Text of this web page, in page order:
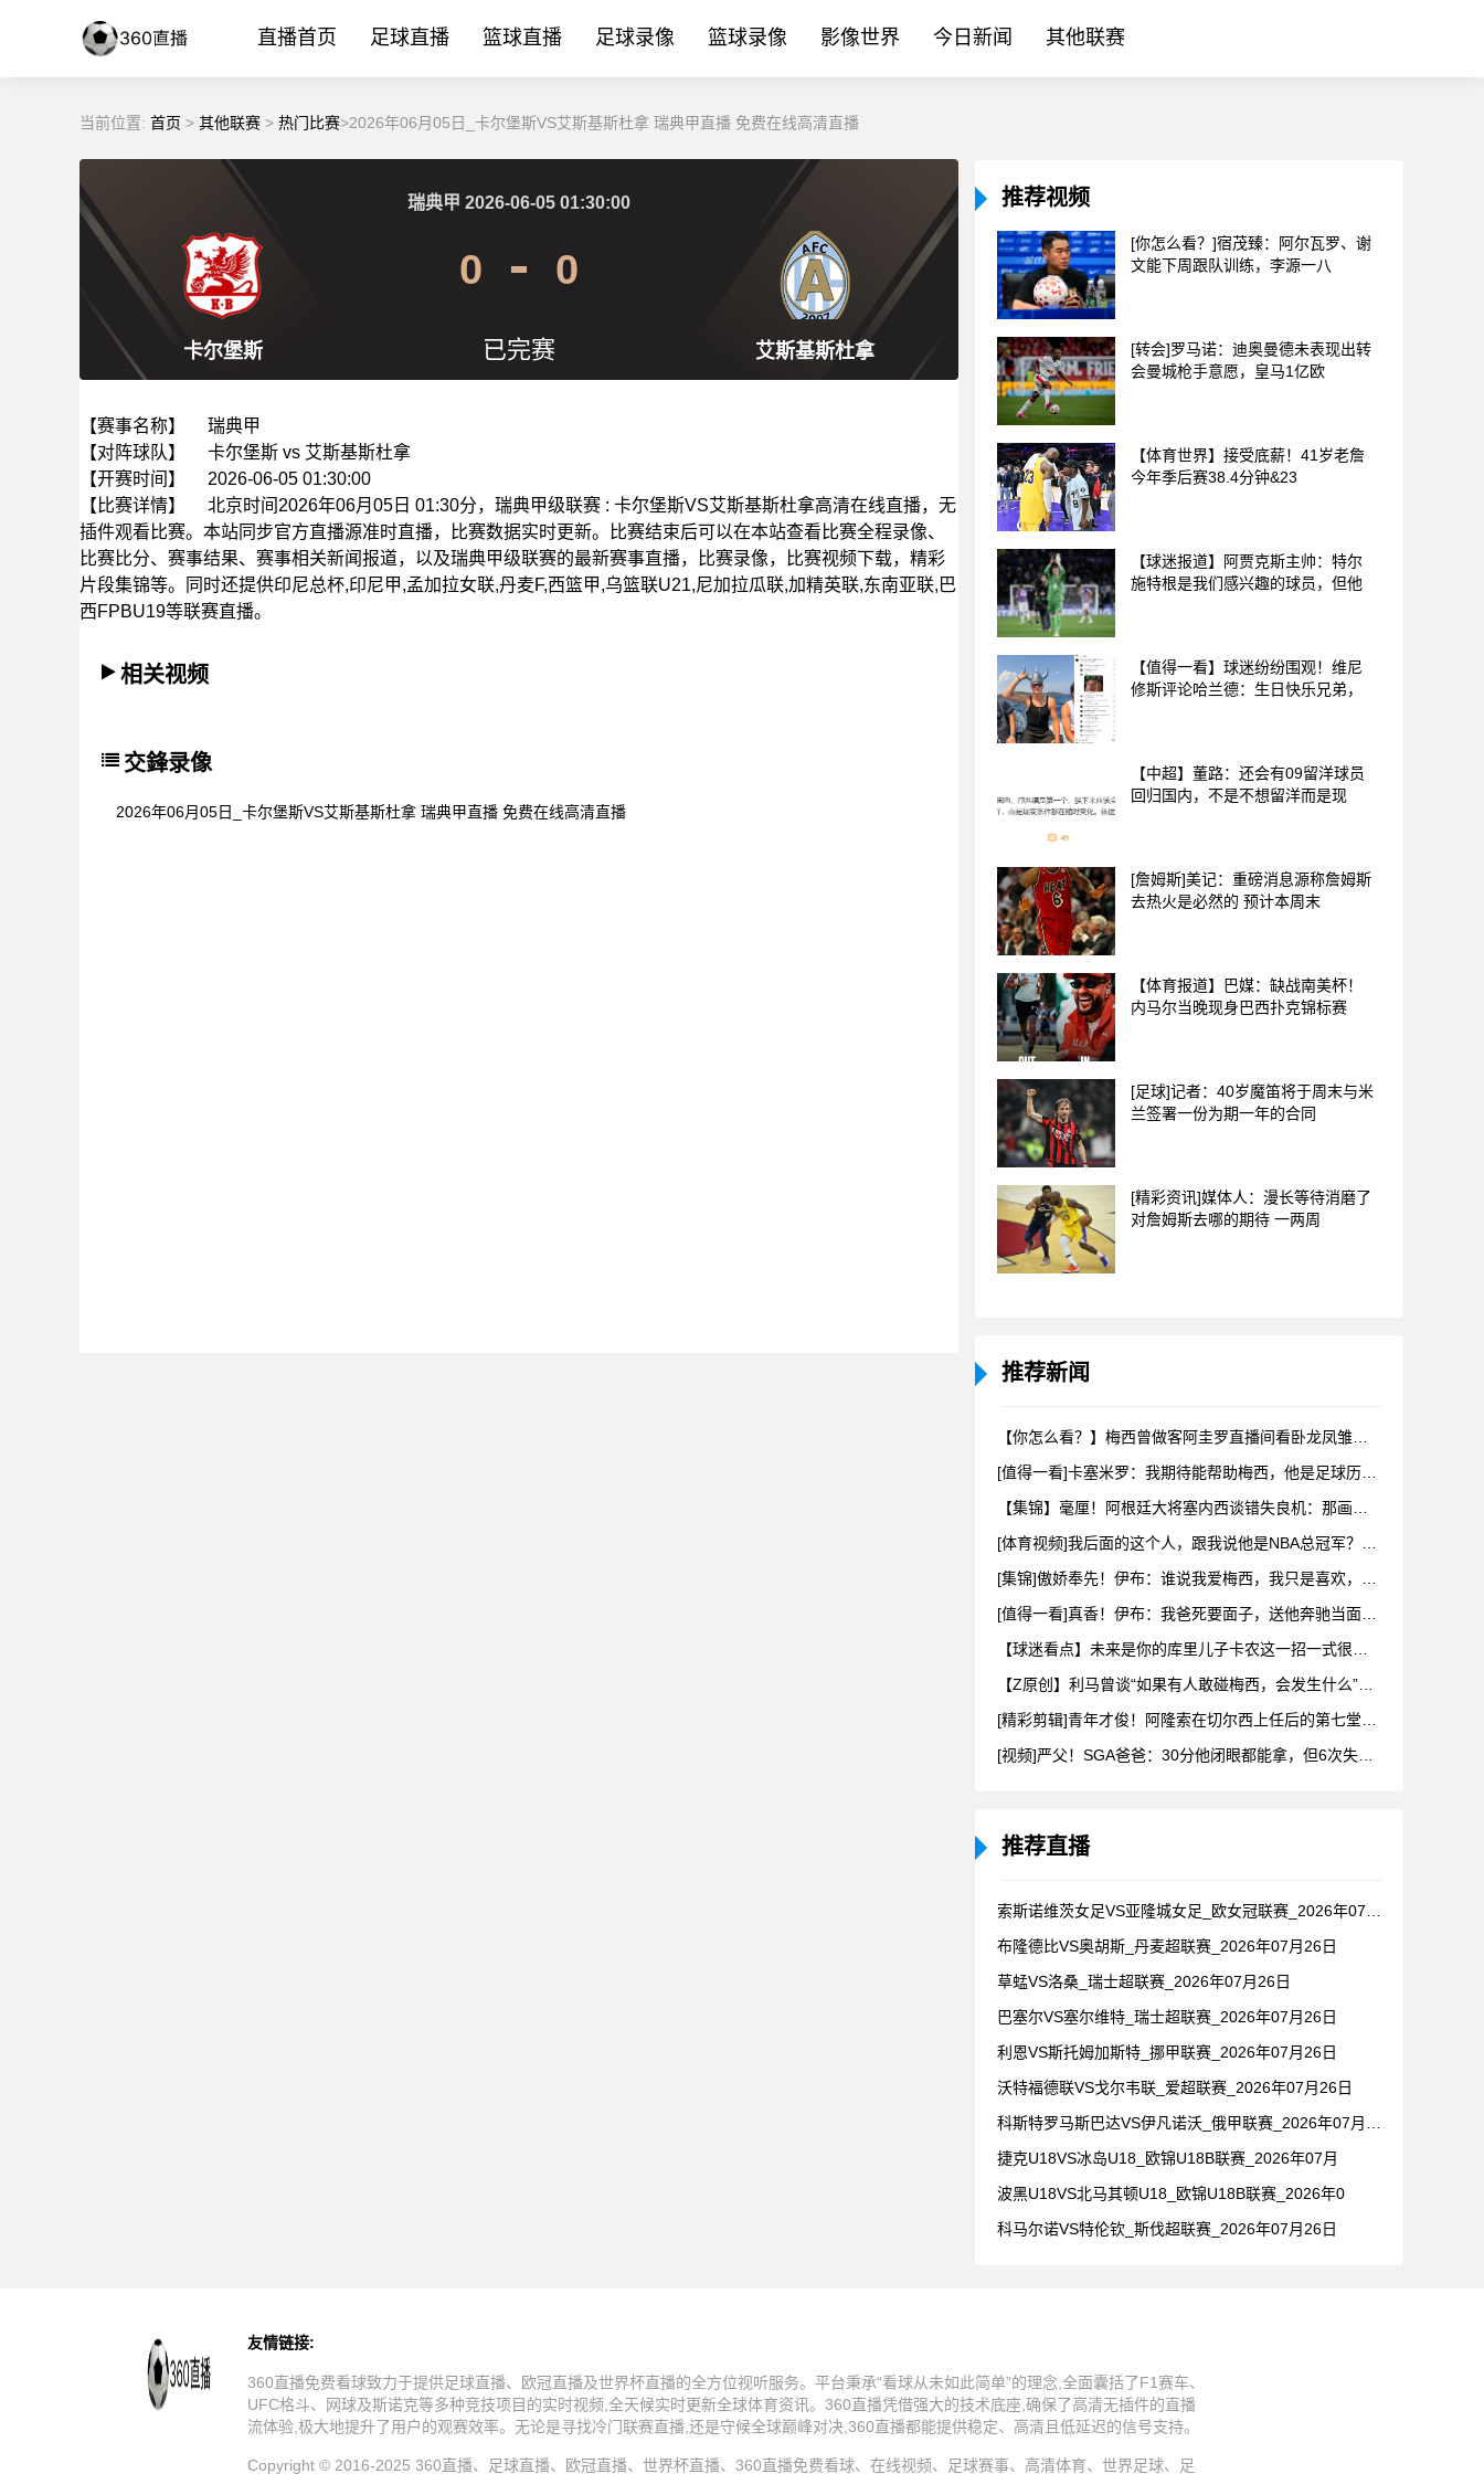
直播首页 足球直播 篮球直播 足球录像 篮球录像 影像世界 今日新闻 其他联赛
当前位置: 首页 > 其他联赛 > 热门比赛>2026年06月05日_卡尔堡斯VS艾斯基斯杜拿 瑞典甲直播 免费在线高清直播
卡尔堡斯 艾斯基斯杜拿
瑞典甲 2026-06-05 01:30:00
0 0
已完赛
【赛事名称】
瑞典甲
【对阵球队】
卡尔堡斯 vs 艾斯基斯杜拿
【开赛时间】
2026-06-05 01:30:00
【比赛详情】
北京时间2026年06月05日 01:30分，瑞典甲级联赛 : 卡尔堡斯VS艾斯基斯杜拿高清在线直播，无
插件观看比赛。本站同步官方直播源准时直播，比赛数据实时更新。比赛结束后可以在本站查看比赛全程录像、
比赛比分、赛事结果、赛事相关新闻报道，以及瑞典甲级联赛的最新赛事直播，比赛录像，比赛视频下载，精彩
片段集锦等。同时还提供印尼总杯,印尼甲,孟加拉女联,丹麦F,西篮甲,乌篮联U21,尼加拉瓜联,加精英联,东南亚联,巴
西FPBU19等联赛直播。
相关视频
交鋒录像
2026年06月05日_卡尔堡斯VS艾斯基斯杜拿 瑞典甲直播 免费在线高清直播
推荐视频
[你怎么看？]宿茂臻：阿尔瓦罗、谢
文能下周跟队训练，李源一八
[转会]罗马诺：迪奥曼德未表现出转
会曼城枪手意愿，皇马1亿欧
【体育世界】接受底薪！41岁老詹
今年季后赛38.4分钟&23
【球迷报道】阿贾克斯主帅：特尔
施特根是我们感兴趣的球员，但他
【值得一看】球迷纷纷围观！维尼
修斯评论哈兰德：生日快乐兄弟，
【中超】董路：还会有09留洋球员
回归国内，不是不想留洋而是现
[詹姆斯]美记：重磅消息源称詹姆斯
去热火是必然的 预计本周末
【体育报道】巴媒：缺战南美杯！
内马尔当晚现身巴西扑克锦标赛
[足球]记者：40岁魔笛将于周末与米
兰签署一份为期一年的合同
[精彩资讯]媒体人：漫长等待消磨了
对詹姆斯去哪的期待 一两周
推荐新闻
推荐直播
布隆德比VS奥胡斯_丹麦超联赛_2026年07月26日
草蜢VS洛桑_瑞士超联赛_2026年07月26日
巴塞尔VS塞尔维特_瑞士超联赛_2026年07月26日
利恩VS斯托姆加斯特_挪甲联赛_2026年07月26日
沃特福德联VS戈尔韦联_爱超联赛_2026年07月26日
捷克U18VS冰岛U18_欧锦U18B联赛_2026年07月
波黑U18VS北马其顿U18_欧锦U18B联赛_2026年0
科马尔诺VS特伦钦_斯伐超联赛_2026年07月26日
友情链接:
360直播免费看球致力于提供足球直播、欧冠直播及世界杯直播的全方位视听服务。平台秉承“看球从未如此简单”的理念,全面囊括了F1赛车、
UFC格斗、网球及斯诺克等多种竞技项目的实时视频,全天候实时更新全球体育资讯。360直播凭借强大的技术底座,确保了高清无插件的直播
流体验,极大地提升了用户的观赛效率。无论是寻找冷门联赛直播,还是守候全球巅峰对决,360直播都能提供稳定、高清且低延迟的信号支持。
Copyright © 2016-2025 360直播、足球直播、欧冠直播、世界杯直播、360直播免费看球、在线视频、足球赛事、高清体育、世界足球、足